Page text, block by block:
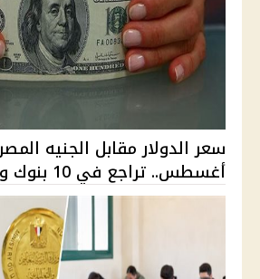
أغسطس.. تراجع في 10 بنوك وارت...